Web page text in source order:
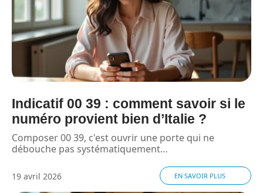
Indicatif 00 39 : comment savoir si le
numéro provient bien d’Italie ?
Composer 00 39, c'est ouvrir une porte qui ne
débouche pas systématiquement…
19 avril 2026 EN SAVOIR PLUS